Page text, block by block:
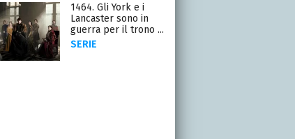
1464. Gli York e i
Lancaster sono in
guerra per il trono ...
SERIE